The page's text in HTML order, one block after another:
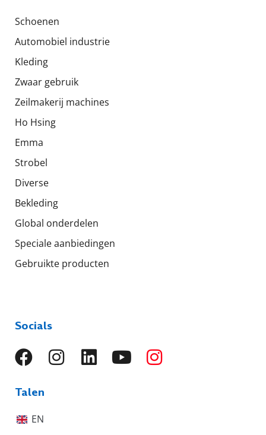
Schoenen
Automobiel industrie
Kleding
Zwaar gebruik
Zeilmakerij machines
Ho Hsing
Emma
Strobel
Diverse
Bekleding
Global onderdelen
Speciale aanbiedingen
Gebruikte producten
Socials
Talen
EN